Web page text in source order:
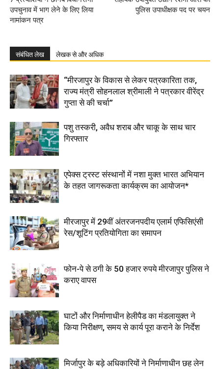
उपचुनाव में भाग लेने के लिए लिया
नामांकन पत्र
पुलिस उपाधीक्षक पद पर चयन
संबंधित लेख लेखक से और अधिक
“मीरजापुर के विकास से लेकर पत्रकारिता तक,
राज्य मंत्री सोहनलाल श्रीमाली ने पत्रकार वीरेंद्र
गुप्ता से की चर्चा”
पशु तस्करी, अवैध शराब और चाकू के साथ चार
गिरफ्तार
एपेक्स ट्रस्ट संस्थानों में नशा मुक्त भारत अभियान
के तहत जागरूकता कार्यक्रम का आयोजन*
मीरजापुर में 29वीं अंतरजनपदीय एलार्म एफिसिएंसी
रेस/शूटिंग प्रतियोगिता का समापन
फोन-पे से ठगी के 50 हजार रुपये मीरजापुर पुलिस ने
कराए वापस
घाटों और निर्माणाधीन हेलीपैड का मंडलायुक्त ने
किया निरीक्षण, समय से कार्य पूरा कराने के निर्देश
मिर्जापुर के बड़े अधिकारियों ने निर्माणाधीन छह लेन